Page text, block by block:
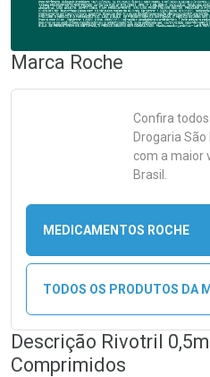
Marca Roche
Confira
Drogaria
com a maior
Brasil.
MEDICAMENTOS ROCHE
TODOS OS PRODUTOS DA
Descrição Rivotril
Comprimidos